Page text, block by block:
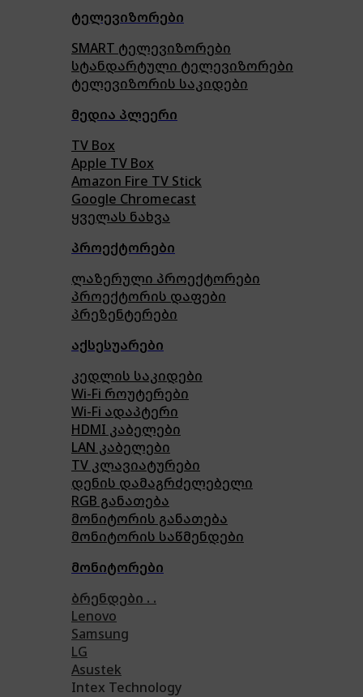
ტელევიზორები
SMART ტელევიზორები
სტანდარტული ტელევიზორები
ტელევიზორის საკიდები
მედია პლეერი
TV Box
Apple TV Box
Amazon Fire TV Stick
Google Chromecast
ყველას ნახვა
პროექტორები
ლაზერული პროექტორები
პროექტორის დაფები
პრეზენტერები
აქსესუარები
კედლის საკიდები
Wi-Fi როუტერები
Wi-Fi ადაპტერი
HDMI კაბელები
LAN კაბელები
TV კლავიატურები
დენის დამაგრძელებელი
RGB განათება
მონიტორის განათება
მონიტორის საწმენდები
მონიტორები
ბრენდები . .
Lenovo
Samsung
LG
Asustek
Intex Technology